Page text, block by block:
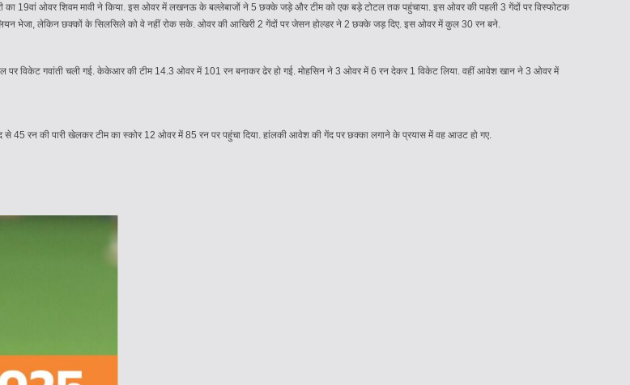
ओवर शिवम मावी ने किया. इस ओवर में लखनऊ के बल्लेबाजों ने 5 छक्के जड़े और टीम को एक बड़े टोटल तक पहुंचाया. इस ओवर की पहली 3 गेंदों पर विस्फोटक
भेजा, लेकिन छक्कों के सिलसिले को वे नहीं रोक सके. ओवर की आखिरी 2 गेंदों पर जेसन होल्डर ने 2 छक्के जड़ दिए. इस ओवर में कुल 30 रन बने.
पर विकेट गवांती चली गई. केकेआर की टीम 14.3 ओवर में 101 रन बनाकर ढेर हो गई. मोहसिन ने 3 ओवर में 6 रन देकर 1 विकेट लिया. वहीं आवेश खान ने 3 ओवर में
रन की पारी खेलकर टीम का स्कोर 12 ओवर में 85 रन पर पहुंचा दिया. हांलकी आवेश की गेंद पर छक्का लगाने के प्रयास में वह आउट हो गए.